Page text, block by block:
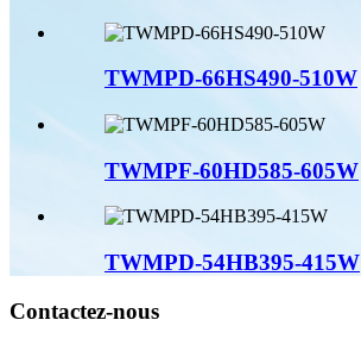
TWMPD-66HS490-510W
TWMPF-60HD585-605W
TWMPD-54HB395-415W
Contactez-nous